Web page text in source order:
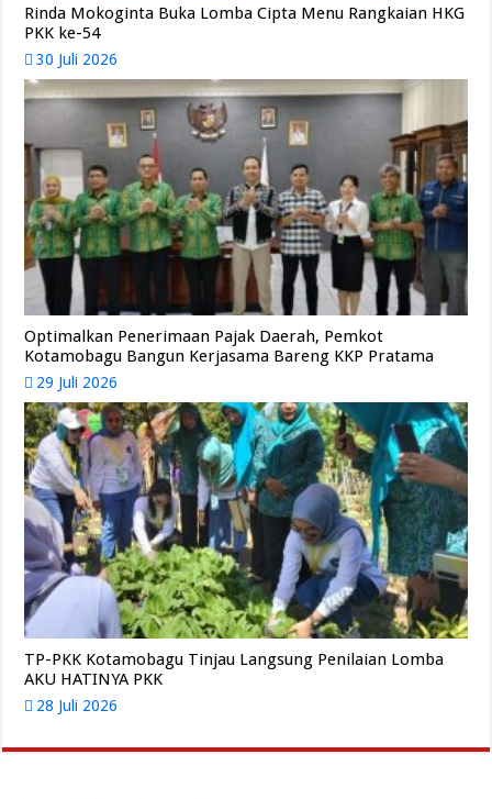
Rinda Mokoginta Buka Lomba Cipta Menu Rangkaian HKG
PKK ke-54
30 Juli 2026
Optimalkan Penerimaan Pajak Daerah, Pemkot
Kotamobagu Bangun Kerjasama Bareng KKP Pratama
29 Juli 2026
TP-PKK Kotamobagu Tinjau Langsung Penilaian Lomba
AKU HATINYA PKK
28 Juli 2026